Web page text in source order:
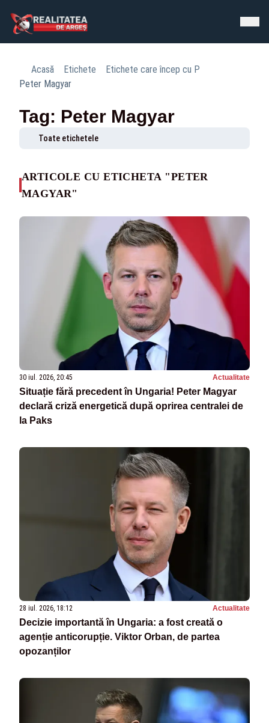
Acasă Etichete
Etichete care încep cu P
Peter Magyar
Tag: Peter Magyar
Toate etichetele
ARTICOLE CU ETICHETA "PETER
MAGYAR"
30 iul. 2026, 20:45 Actualitate
Situație fără precedent în Ungaria! Peter Magyar
declară criză energetică după oprirea centralei de
la Paks
28 iul. 2026, 18:12 Actualitate
Decizie importantă în Ungaria: a fost creată o
agenție anticorupție. Viktor Orban, de partea
opozanților